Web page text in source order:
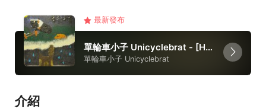
最新發布
單輪車小子 Unicyclebrat - [HUGe] / H.O.T. 原創音樂大賽
單輪車小子 Unicyclebrat
介紹